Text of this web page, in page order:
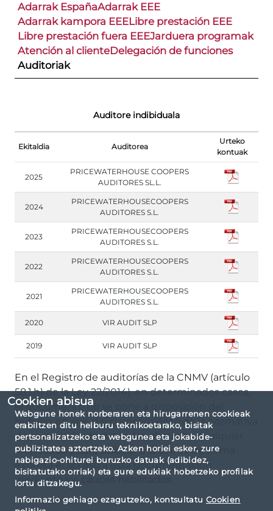
Cookien abisua
Webgune honek norberaren eta hirugarrenen cookieak
erabiltzen ditu helburu teknikoetarako, bisitak
pertsonalizatzeko eta webgunea eta jokabide-
publizitatea aztertzeko. Azken horiei esker, zure
nabigazio-ohiturei buruzko datuak (adibidez,
bisitatutako orriak) eta gure edukiak hobetzeko profilak
lortu ditzakegu.
Informazio gehiago ezagutzeko, kontsultatu Cookien
Adarrak EspañaAdarrak EEE
Adarrak kampora EEELibre prestación EEE
Libre prestación fuera EEEJarduera programak
Atención al clienteDelegación de funciones
Auditoriak
Auditore indibiduala
Ekitaldia Auditorea
Urteko
kontuak
2025
PRICEWATERHOUSE COOPERS
AUDITORES SL.L.
2024
PRICEWATERHOUSECOOPERS
AUDITORES S.L.
2023
PRICEWATERHOUSECOOPERS
AUDITORES S.L.
2022
PRICEWATERHOUSECOOPERS
AUDITORES S.L.
2021
PRICEWATERHOUSECOOPERS
AUDITORES S.L.
2020 VIR AUDIT SLP
2019 VIR AUDIT SLP
En el Registro de auditorías de la CNMV (artículo
58.1.h) de la Ley 22/2014), en determinados casos,
el documento no se pone a disposición del
público, en aras del cumplimiento de la normativa
de protección de datos. No obstante, cualquier
interesado podrá solicitar a la CNMV de forma
expresa el acceso a esta documentación
mediante los
cauces habilitados